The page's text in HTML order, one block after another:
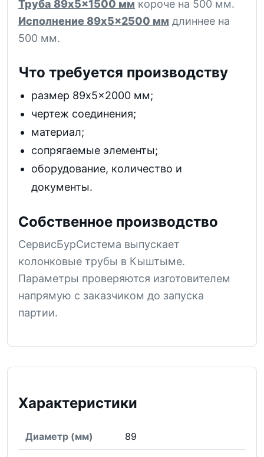
Труба 89x5x1500 мм короче на 500 мм.
Исполнение 89x5x2500 мм длиннее на
500 мм.
Что требуется производству
размер 89x5x2000 мм;
чертеж соединения;
материал;
сопрягаемые элементы;
оборудование, количество и
документы.
Собственное производство
СервисБурСистема выпускает
колонковые трубы в Кыштыме.
Параметры проверяются изготовителем
напрямую с заказчиком до запуска
партии.
Характеристики
Диаметр (мм) 89